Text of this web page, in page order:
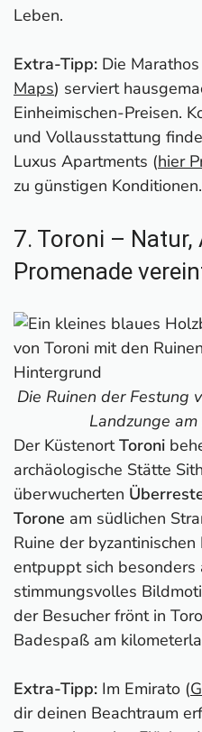
Leben.
Extra-Tipp: Die
Maps) serviert
Einheimischen-Preisen.
und Vollausstattung
Luxus Apartments (hier
zu günstigen Konditionen.
7. Toroni – Natur,
Promenade
Die Ruinen der Festung
Landzunge
Der KüstenortToroni
archäologische Stätte
überwucherten
Torone am südlichen
Ruine der byzantinischen
entpuppt sich besonders
stimmungsvolles
der Besucher frönt in
Badespaß am
Extra-Tipp: Im Emirato (
dir deinen Beachtraum